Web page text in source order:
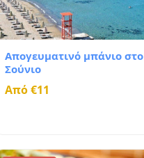
Απογευματινό μπάνιο στο
Σούνιο
Από €11